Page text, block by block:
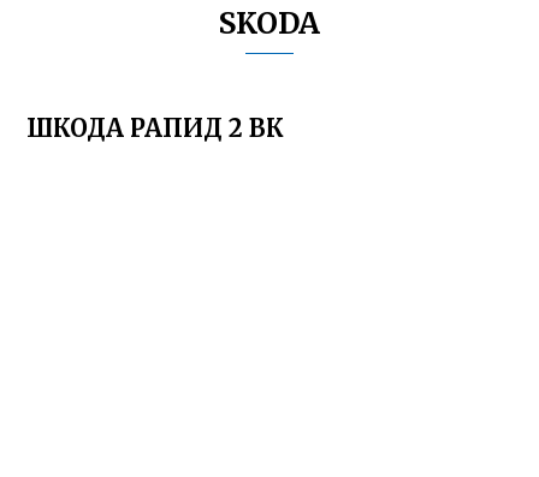
SKODA
ШКОДА РАПИД 2 ВК